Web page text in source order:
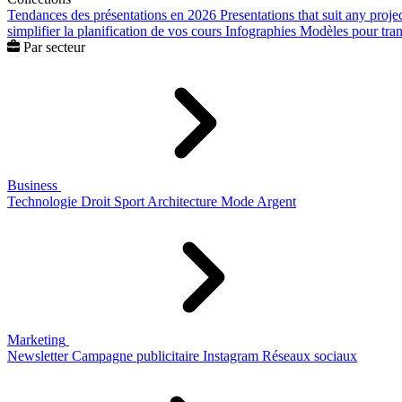
Tendances des présentations en 2026 Presentations that suit any
simplifier la planification de vos cours Infographies Modèles pour
Par secteur
Business
Technologie Droit Sport Architecture Mode Argent
Marketing
Newsletter Campagne publicitaire Instagram Réseaux sociaux